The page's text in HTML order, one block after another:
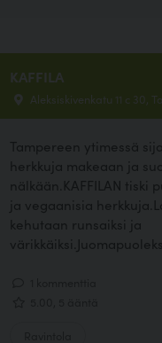
KAFFILA
Aleksiskivenkatu 11 c 30,
Tampereen ytimessä
herkkuja makeaan ja
nälkään.KAFFILAN
ja vegaanisia
kehutaan runsaiksi ja